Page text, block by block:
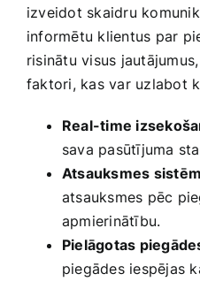
izveidot skaidru
informētu klientus par
risinātu visus
faktori, kas ‌var uzlabot
Real-time
sava pasūtījuma
Atsauksmes
atsauksmes pēc
apmierinātību.
Pielāgotas
piegādes ‍iespējas